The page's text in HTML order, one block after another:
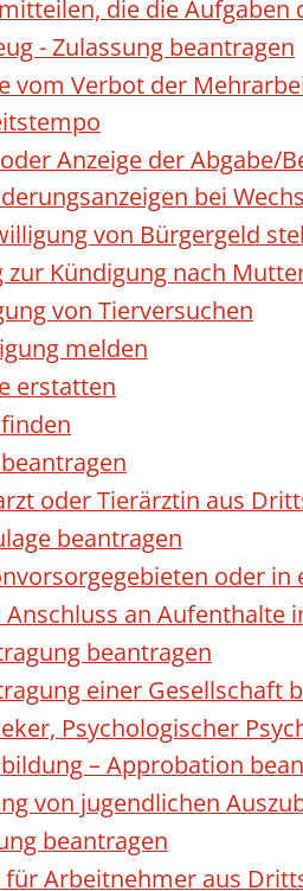
die die
- Zulassung beantragen
vom Verbot der
Anzeige der Abgabe/
bei
von Bürgergeld
Kündigung nach
von Tierversuchen
melden
erstatten
oder Tierärztin aus
beantragen
oder
an Aufenthalte
beantragen
einer Gesellschaft
Psychologischer
– Approbation
von jugendlichen
beantragen
Arbeitnehmer aus